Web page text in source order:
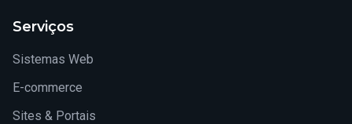
Serviços
Sistemas Web
E-commerce
Sites & Portais